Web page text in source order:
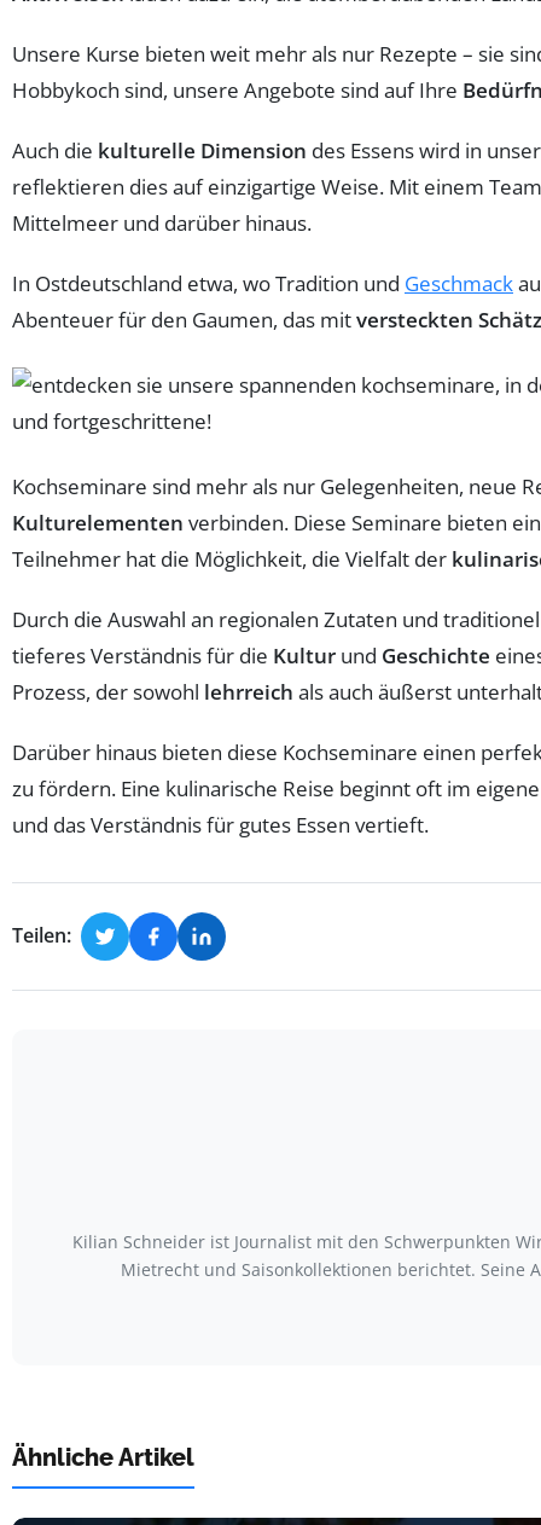
Unsere Kurse bieten weit mehr als nur Rezepte – sie
Hobbykoch sind, unsere Angebote sind auf Ihre
Auch die kulturelle Dimension des Essens wird in
reflektieren dies auf einzigartige Weise. Mit einem
Mittelmeer und darüber hinaus.
In Ostdeutschland etwa, wo Tradition und Geschmack
Abenteuer für den Gaumen, das mitversteckten
Kochseminare sind mehr als nur Gelegenheiten, neue
Kulturelementen verbinden. Diese Seminare bieten
Teilnehmer hat die Möglichkeit, die Vielfalt der
Durch die Auswahl an regionalen Zutaten und
tieferes Verständnis für die Kultur und Geschichte
Prozess, der sowohl lehrreich als auch äußerst
Darüber hinaus bieten diese Kochseminare einen
zu fördern. Eine kulinarische Reise beginnt oft im
und das Verständnis für gutes Essen vertieft.
Teilen:
Kilian Schneider ist Journalist mit den Schwerpunkten
Mietrecht und Saisonkollektionen berichtet. Seine
Ähnliche Artikel